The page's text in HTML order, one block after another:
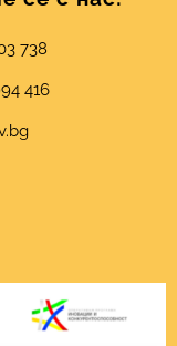
738
416